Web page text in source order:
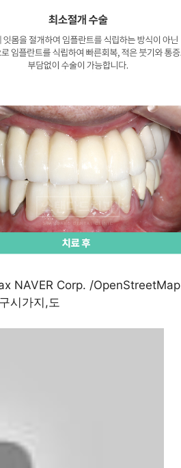
NAVER Corp. /OpenStreetMap
시가지,도